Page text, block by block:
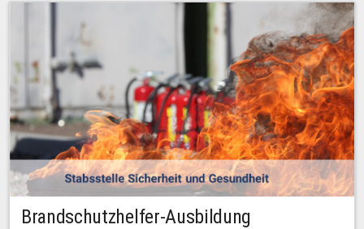
Brandschutzhelfer-Ausbildung